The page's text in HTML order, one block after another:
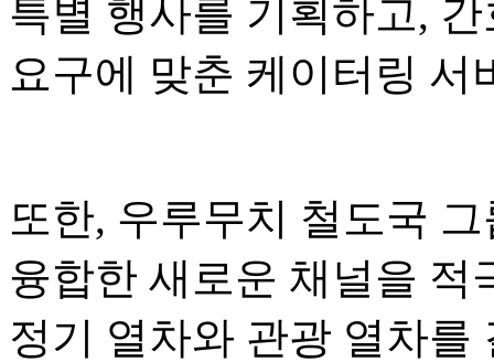
특별 행사를 기획하고,
요구에 맞춘 케이터링 서
또한, 우루무치 철도국
융합한 새로운 채널을 적
정기 열차와 관광 열차를